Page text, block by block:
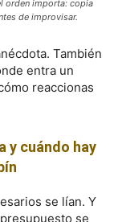
orden importa: copia
de improvisar.
También
entra un
reaccionas
y cuándo hay
se lían. Y
se